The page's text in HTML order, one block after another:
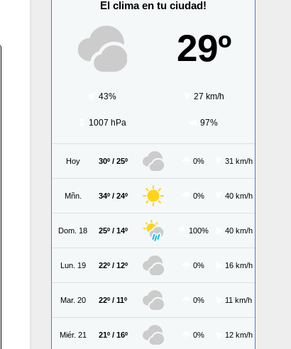
El clima en tu ciudad!
29º
43% 27 km/h
1007 hPa 97%
Hoy 30º / 25º 0% 31 km/h
Mñn. 34º / 24º 0% 40 km/h
Dom. 18 25º / 14º 100% 40 km/h
Lun. 19 22º / 12º 0% 16 km/h
Mar. 20 22º / 11º 0% 11 km/h
Miér. 21 21º / 16º 0% 12 km/h